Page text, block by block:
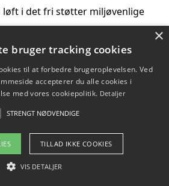
løft i det fri støtter miljøvenlige
for familien og naturen
2026 - Pilanto Aps
Blog Betingelser
×
bruger tracking cookies
til at forbedre brugeroplevelsen. Ved
accepterer du alle cookies i
med vores cookiepolitik. Detaljer
STRENGT NØDVENDIGE
TILLAD IKKE COOKIES
VIS DETALJER